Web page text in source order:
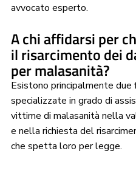
avvocato esperto.
A chi affidarsi per
il risarcimento dei
per malasanità?
Esistono principalmente due
specializzate in grado di
vittime di malasanità nella
e nella richiesta del
che spetta loro per legge.